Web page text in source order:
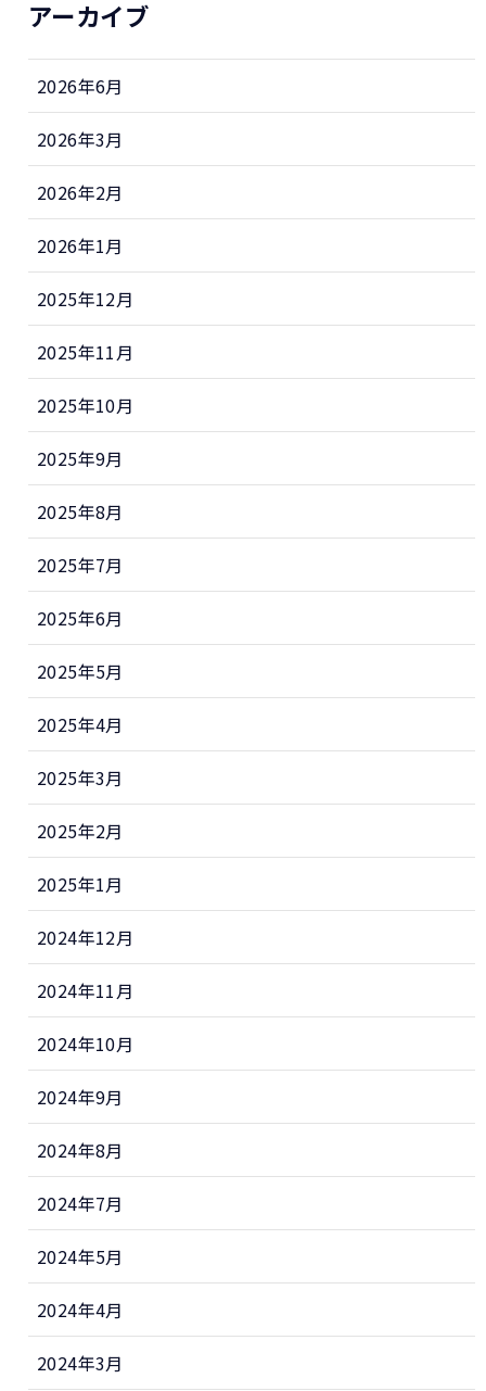
アーカイブ
2026年6月
2026年3月
2026年2月
2026年1月
2025年12月
2025年11月
2025年10月
2025年9月
2025年8月
2025年7月
2025年6月
2025年5月
2025年4月
2025年3月
2025年2月
2025年1月
2024年12月
2024年11月
2024年10月
2024年9月
2024年8月
2024年7月
2024年5月
2024年4月
2024年3月